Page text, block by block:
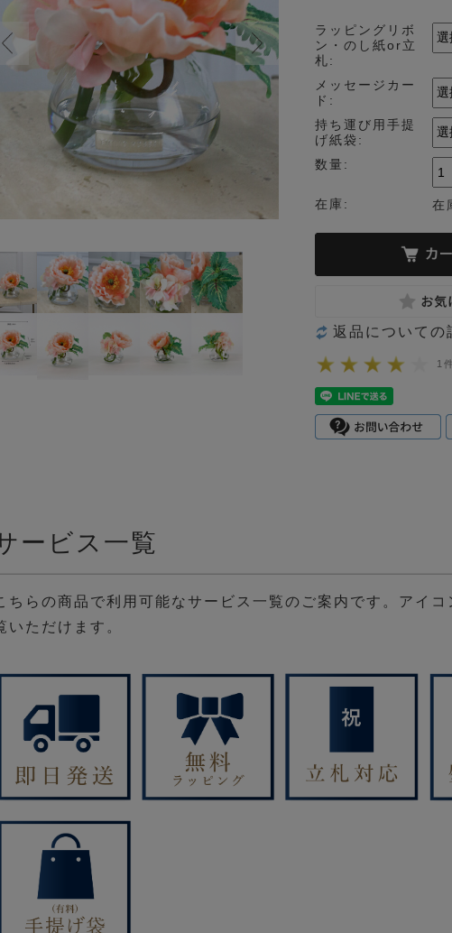
ラッピングリボ
ン・のし紙or立
札:
メッセージカー
ド:
持ち運び用手提
げ紙袋:
数量:
在庫: 在
返品についての
1件
ービス一覧
ちらの商品で利用可能なサービス一覧のご案内です。アイ
いただけます。